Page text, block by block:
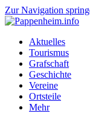
Zur Navigation
Aktuelles
Tourismus
Grafschaft
Geschichte
Vereine
Ortsteile
Mehr